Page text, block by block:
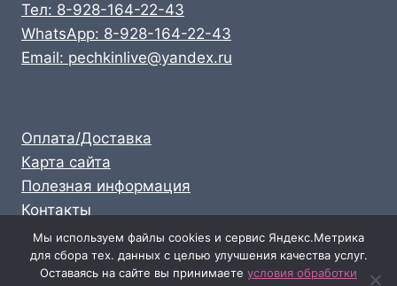
Тел: 8-928-164-22-43
WhatsApp: 8-928-164-22-43
Email: pechkinlive@yandex.ru
Оплата/Доставка
Карта сайта
Полезная информация
Контакты
Личный кабинет
Опт: 8-928-164-22-43
Розница: 8-989-711-58-47
Мы используем файлы cookies и сервис Яндекс.Метрика
для сбора тех. данных с целью улучшения качества услуг.
Оставаясь на сайте вы принимаете условия обработки